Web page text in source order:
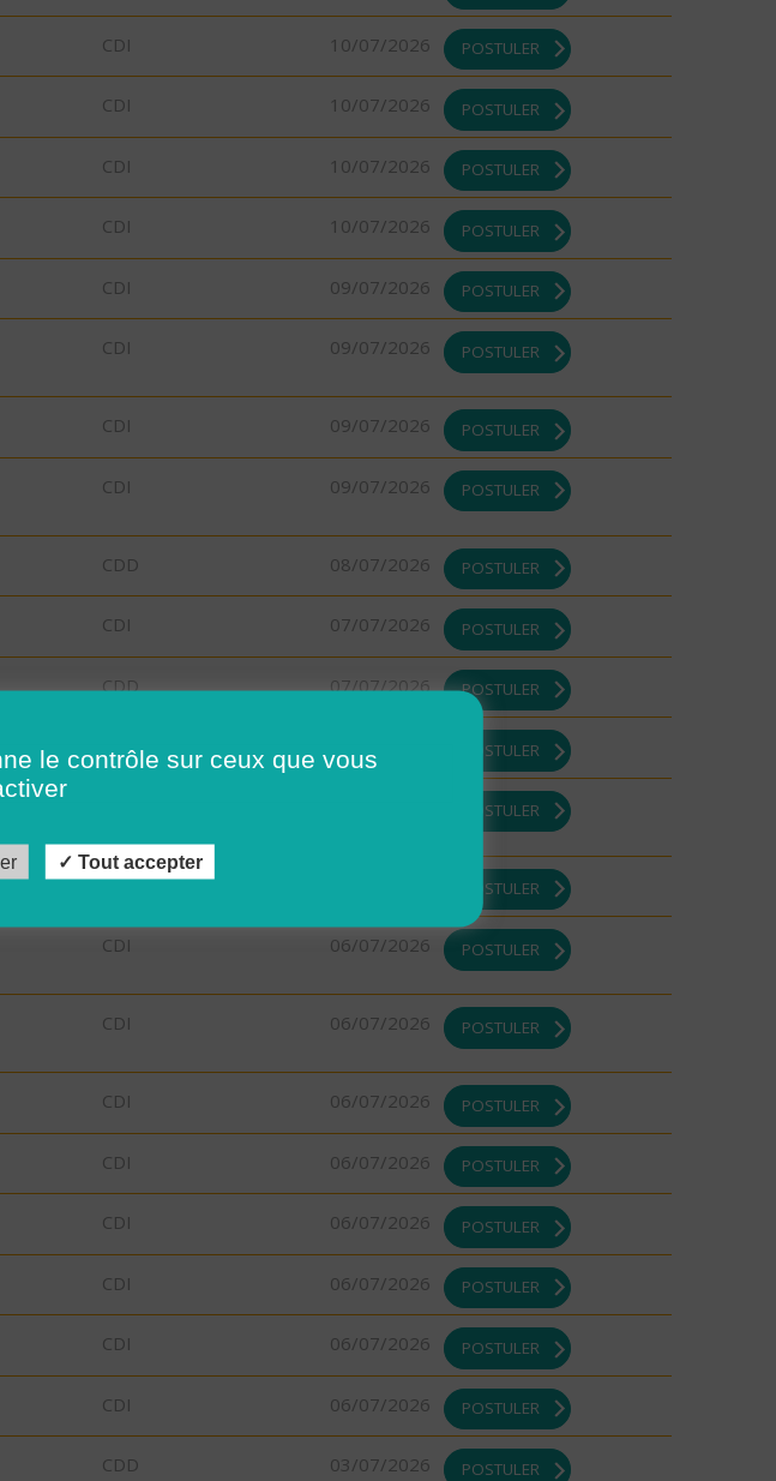
CDI 10/07/2026 POSTULER
CDI 10/07/2026 POSTULER
CDI 10/07/2026 POSTULER
CDI 10/07/2026 POSTULER
CDI 09/07/2026 POSTULER
CDI 09/07/2026 POSTULER
CDI 09/07/2026 POSTULER
CDI 09/07/2026 POSTULER
CDD 08/07/2026 POSTULER
CDI 07/07/2026 POSTULER
CDD 07/07/2026 POSTULER
CDD POSTULER
POSTULER
CDD POSTULER
CDI 06/07/2026 POSTULER
CDI 06/07/2026 POSTULER
CDI 06/07/2026 POSTULER
CDI 06/07/2026 POSTULER
CDI 06/07/2026 POSTULER
CDI 06/07/2026 POSTULER
CDI 06/07/2026 POSTULER
CDI 06/07/2026 POSTULER
CDD 03/07/2026 POSTULER
le contrôle sur ceux que vous
Tout accepter